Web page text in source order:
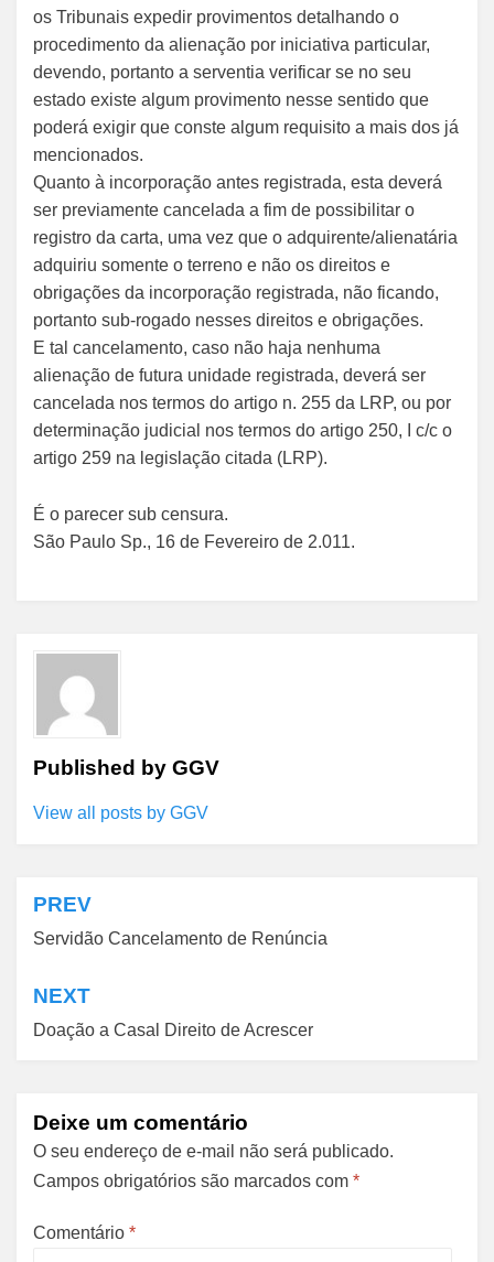
os Tribunais expedir provimentos detalhando o
procedimento da alienação por iniciativa particular,
devendo, portanto a serventia verificar se no seu
estado existe algum provimento nesse sentido que
poderá exigir que conste algum requisito a mais dos já
mencionados.
Quanto à incorporação antes registrada, esta deverá
ser previamente cancelada a fim de possibilitar o
registro da carta, uma vez que o adquirente/alienatária
adquiriu somente o terreno e não os direitos e
obrigações da incorporação registrada, não ficando,
portanto sub-rogado nesses direitos e obrigações.
E tal cancelamento, caso não haja nenhuma
alienação de futura unidade registrada, deverá ser
cancelada nos termos do artigo n. 255 da LRP, ou por
determinação judicial nos termos do artigo 250, I c/c o
artigo 259 na legislação citada (LRP).
É o parecer sub censura.
São Paulo Sp., 16 de Fevereiro de 2.011.
Published by GGV
View all posts by GGV
Navegação
de
Post
PREV
Servidão Cancelamento de Renúncia
NEXT
Doação a Casal Direito de Acrescer
Deixe um comentário
O seu endereço de e-mail não será publicado.
Campos obrigatórios são marcados com *
Comentário *